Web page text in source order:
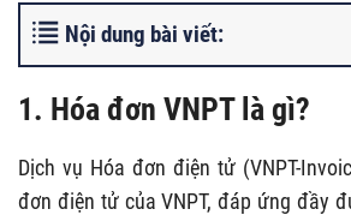
Nội dung bài viết:
1. Hóa đơn VNPT là gì?
Dịch vụ Hóa đơn điện tử (VNPT-
đơn điện tử của VNPT, đáp ứng đầy